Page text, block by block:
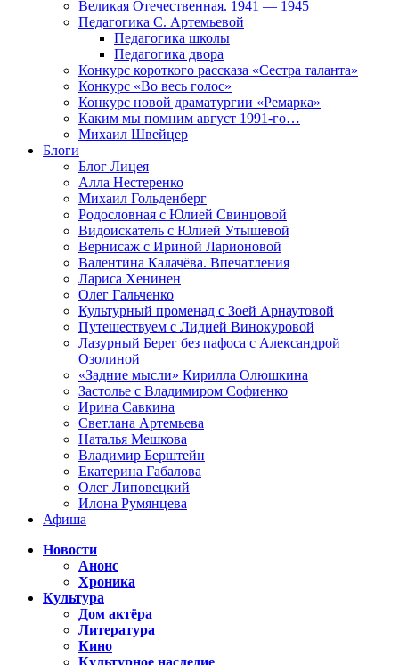
Великая Отечественная. 1941 — 1945
Педагогика С. Артемьевой
Педагогика школы
Педагогика двора
Конкурс короткого рассказа «Сестра таланта»
Конкурс «Во весь голос»
Конкурс новой драматургии «Ремарка»
Каким мы помним август 1991-го…
Михаил Швейцер
Блоги
Блог Лицея
Алла Нестеренко
Михаил Гольденберг
Родословная с Юлией Свинцовой
Видоискатель с Юлией Утышевой
Вернисаж с Ириной Ларионовой
Валентина Калачёва. Впечатления
Лариса Хенинен
Олег Гальченко
Культурный променад с Зоей Арнаутовой
Путешествуем с Лидией Винокуровой
Лазурный Берег без пафоса с Александрой
Озолиной
«Задние мысли» Кирилла Олюшкина
Застолье с Владимиром Софиенко
Ирина Савкина
Светлана Артемьева
Наталья Мешкова
Владимир Берштейн
Екатерина Габалова
Олег Липовецкий
Илона Румянцева
Афиша
Новости
Анонс
Хроника
Культура
Дом актёра
Литература
Кино